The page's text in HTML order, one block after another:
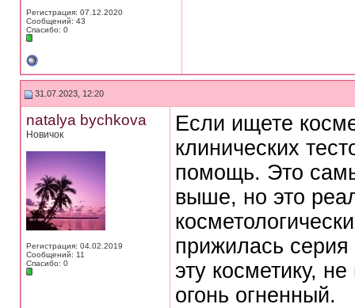
Регистрация: 07.12.2020
Сообщений: 43
Спасибо: 0
31.07.2023, 12:20
natalya bychkova
Новичок
Регистрация: 04.02.2019
Сообщений: 11
Спасибо: 0
Если ищете
клинических
помощь. Это
выше, но это
прижилась
эту косметику,
огонь огненный.